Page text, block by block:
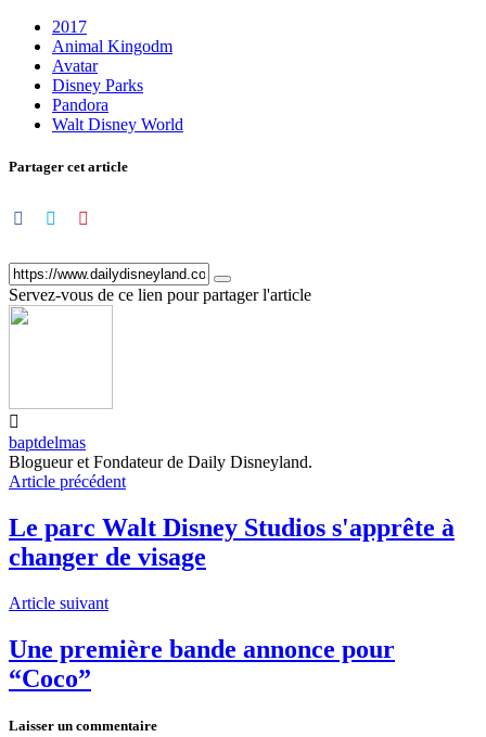
2017
Animal Kingodm
Avatar
Disney Parks
Pandora
Walt Disney World
Partager cet article
Servez-vous de ce lien pour partager l'article
baptdelmas
Blogueur et Fondateur de Daily Disneyland.
Article précédent
Le parc Walt Disney Studios s'apprête à
changer de visage
Article suivant
Une première bande annonce pour
“Coco”
Laisser un commentaire